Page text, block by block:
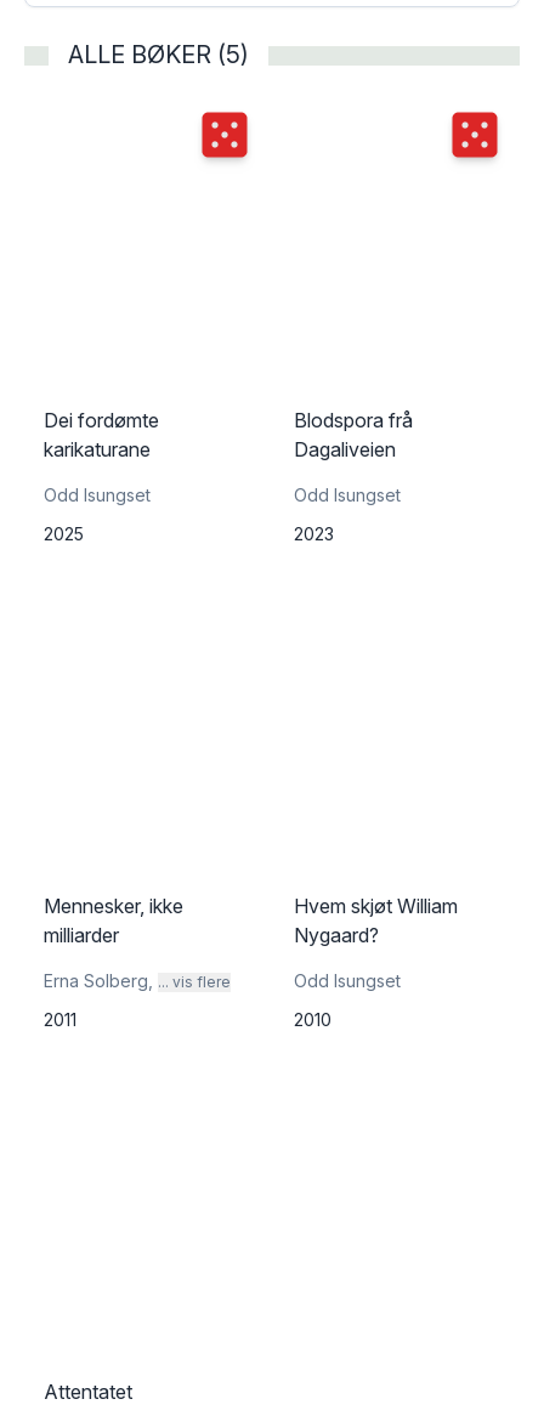
ALLE BØKER (5)
Terningkast
Dei fordømte
karikaturane
Odd Isungset
2025
Blodspora frå
Dagaliveien
Odd Isungset
2023
Mennesker, ikke
milliarder
Erna Solberg ... vis flere
2011
Hvem skjøt William
Nygaard?
Odd Isungset
2010
Attentatet